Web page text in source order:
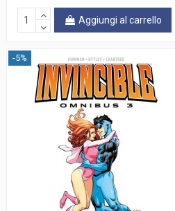
Aggiungi al carrello
-5%